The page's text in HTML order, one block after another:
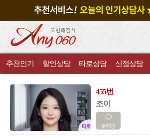
추천인기 할인상담 타로상담 신점상담
455번
조이
부재중